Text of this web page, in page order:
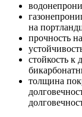
на
прочность
стойкость к
толщина